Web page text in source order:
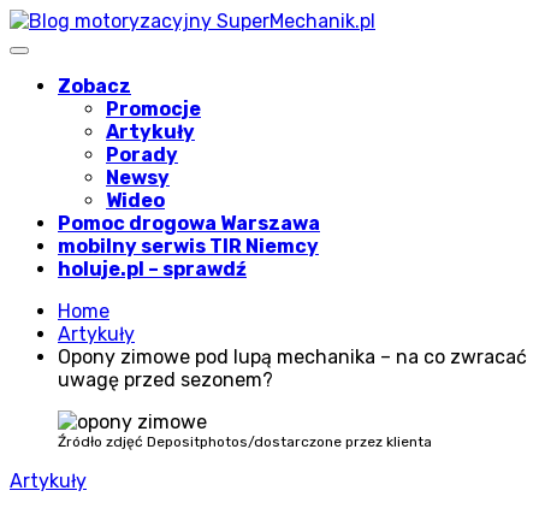
Skip
to
Blog motoryzacyjny prowadzony
przez SuperMechanik.pl
Zobacz
Promocje
Artykuły
Porady
Newsy
Wideo
Pomoc drogowa Warszawa
mobilny serwis TIR Niemcy
holuje.pl – sprawdź
Home
Artykuły
Opony zimowe pod lupą mechanika – na co zwracać
uwagę przed sezonem?
Źródło zdjęć Depositphotos/dostarczone przez klienta
Artykuły